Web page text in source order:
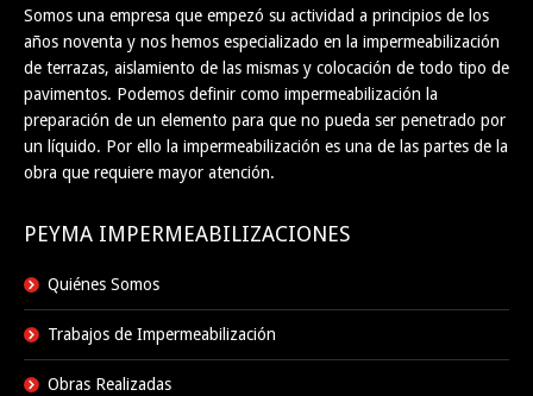
Somos una empresa que empezó su actividad a principios de los
años noventa y nos hemos especializado en la impermeabilización
de terrazas, aislamiento de las mismas y colocación de todo tipo de
pavimentos. Podemos definir como impermeabilización la
preparación de un elemento para que no pueda ser penetrado por
un líquido. Por ello la impermeabilización es una de las partes de la
obra que requiere mayor atención.
PEYMA IMPERMEABILIZACIONES
Quiénes Somos
Trabajos de Impermeabilización
Obras Realizadas